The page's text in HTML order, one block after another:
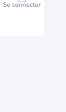
Se connecter